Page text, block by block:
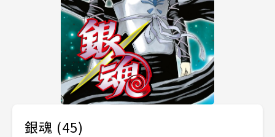
銀魂 (45)